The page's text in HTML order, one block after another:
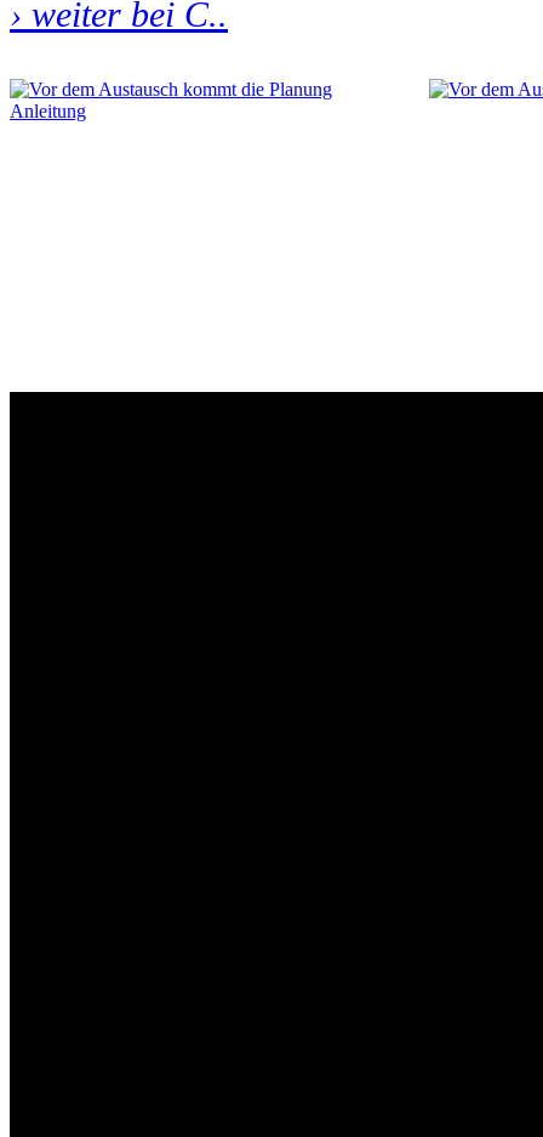
› weiter bei C..